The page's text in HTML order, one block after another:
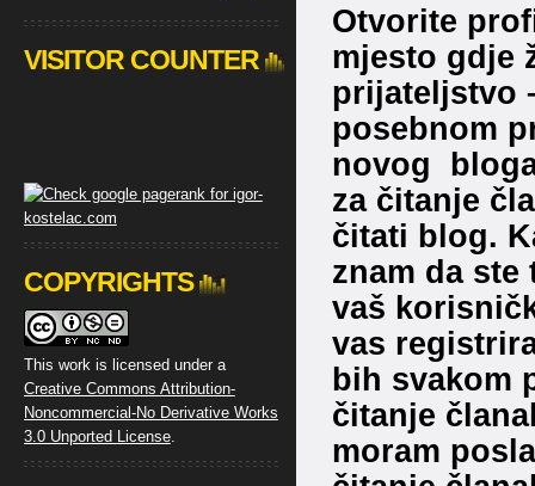
Otvorite
mjesto gdje
prijateljstvo
posebnom
novog
za čitanje
čitati blog.
znam da
vaš
vas
bih svakom
čitanje
moram
VISITOR COUNTER
COPYRIGHTS
This work is licensed under a
Creative Commons Attribution-
Noncommercial-No Derivative Works
3.0 Unported License.